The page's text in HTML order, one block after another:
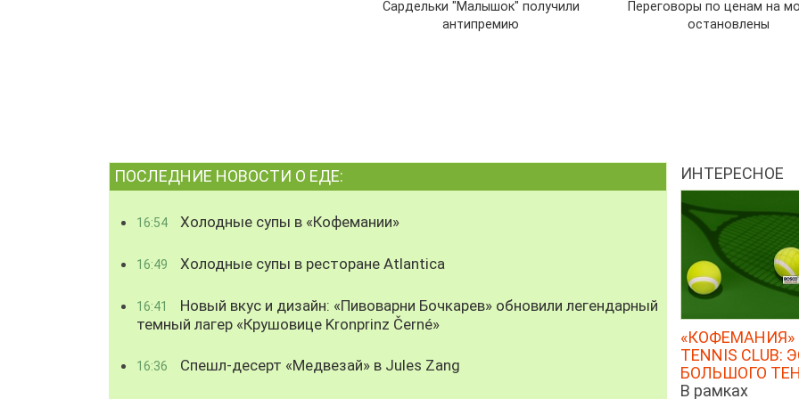
Сардельки "Малышок" получили
антипремию
Переговоры по ценам на
остановлены
ПОСЛЕДНИЕ НОВОСТИ О ЕДЕ:
16:54 Холодные супы в «Кофемании»
16:49 Холодные супы в ресторане Atlantica
16:41
Новый вкус и дизайн: «Пивоварни Бочкарев» обновили легендарный
темный лагер «Крушовице Kronprinz Černé»
16:36 Спешл-десерт «Медвезай» в Jules Zang
ИНТЕРЕСНОЕ
«КОФЕМАНИЯ»
TENNIS CLUB:
БОЛЬШОГО
В рамках